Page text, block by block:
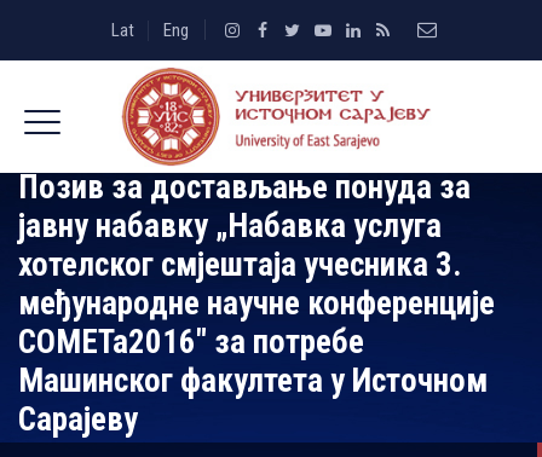
Lat Eng
Позив за достављање понуда за
јавну набавку „Набавка услуга
хотелског смјештаја учесника 3.
међународне научне конференције
COMETa2016″ за потребе
Машинског факултета у Источном
Сарајеву